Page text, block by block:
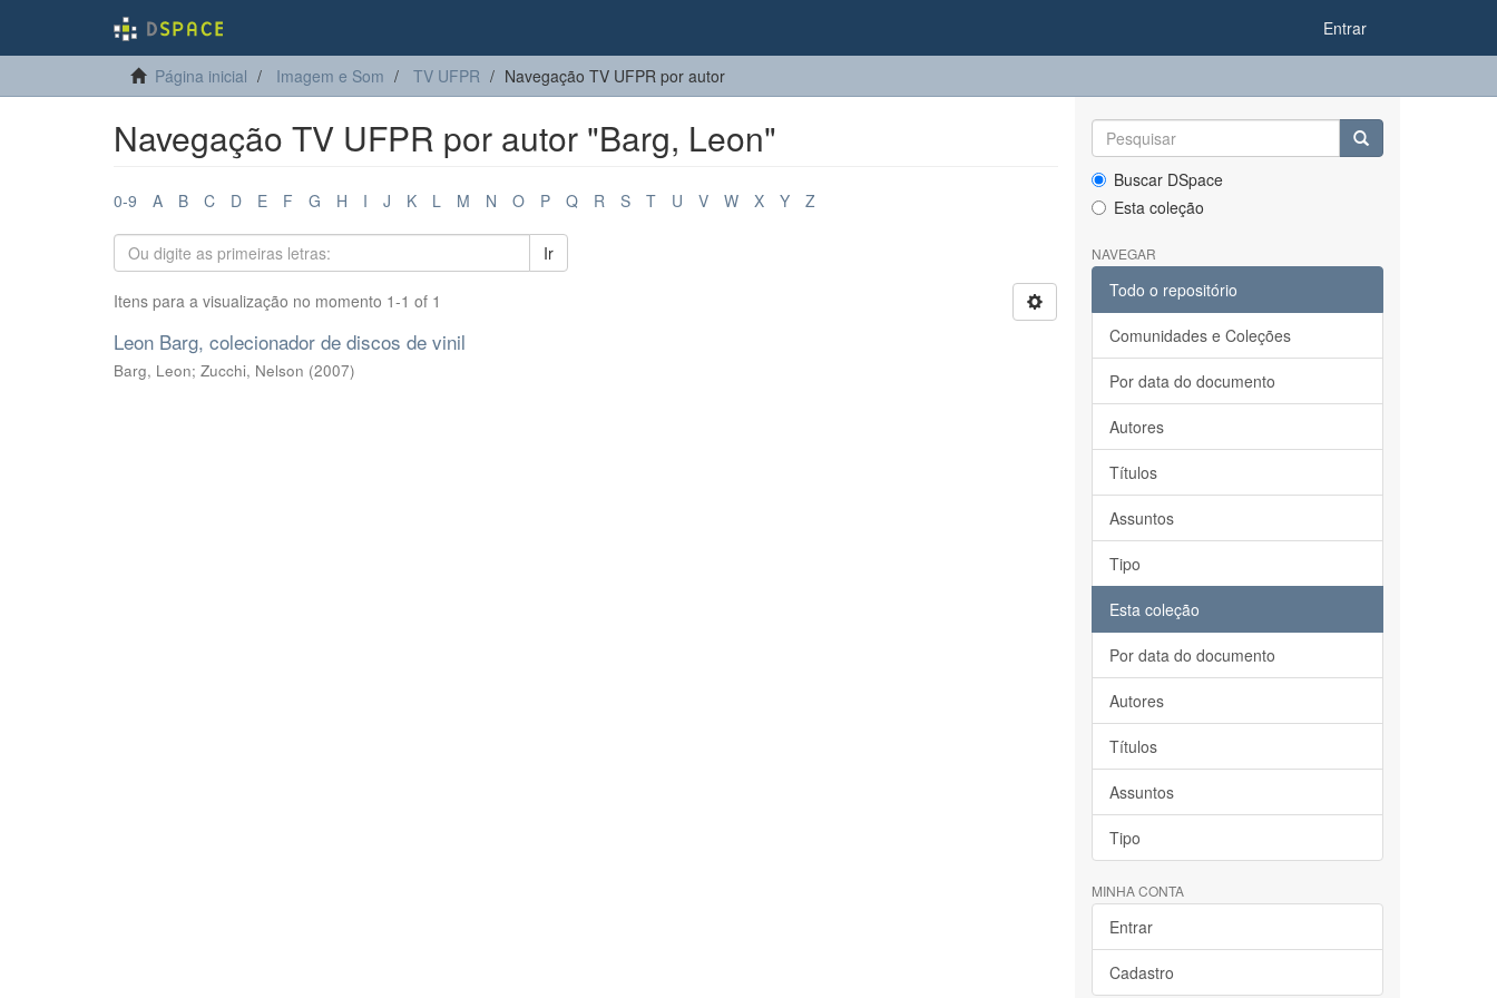
Entrar
Página inicial Imagem e Som TV UFPR Navegação TV UFPR por autor
Navegação TV UFPR por autor "Barg, Leon"
0-9 A B C D E F G H I J K L M N O P Q R S T U V W X Y Z
Ir
Itens para a visualização no momento 1-1 of 1
Leon Barg, colecionador de discos de vinil
Barg, Leon; Zucchi, Nelson (2007)
Buscar DSpace
Esta coleção
NAVEGAR
Todo o repositório
Comunidades e Coleções
Por data do documento
Autores
Títulos
Assuntos
Tipo
Esta coleção
Por data do documento
Autores
Títulos
Assuntos
Tipo
MINHA CONTA
Entrar
Cadastro